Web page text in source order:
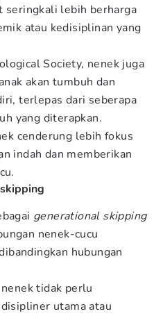
seringkali lebih berharga
atau kedisiplinan yang
Society, nenek juga
akan tumbuh dan
terlepas dari seberapa
yang diterapkan.
cenderung lebih fokus
indah dan memberikan
generational skipping
nenek-cucu
hubungan
tidak perlu
utama atau